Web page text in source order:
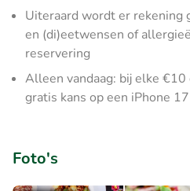
Uiteraard wordt er rekening
en (di)eetwensen of
reservering
Alleen vandaag: bij elke
gratis kans op een iPhone
Foto's